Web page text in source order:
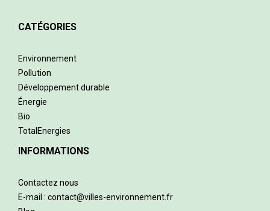
CATÉGORIES
Environnement
Pollution
Développement durable
Énergie
Bio
TotalEnergies
INFORMATIONS
Contactez nous
E-mail : contact@villes-environnement.fr